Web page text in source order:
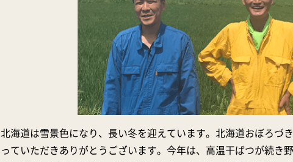
北海道は雪景色になり、長い冬を迎えています。北海道おぼろづ
っていただきありがとうございます。今年は、高温干ばつが続き